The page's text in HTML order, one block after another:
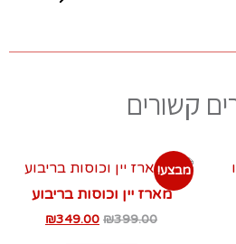
קשורים
מבצע!
מארז יין וכוסות בריבוע
₪399.00
₪349.00